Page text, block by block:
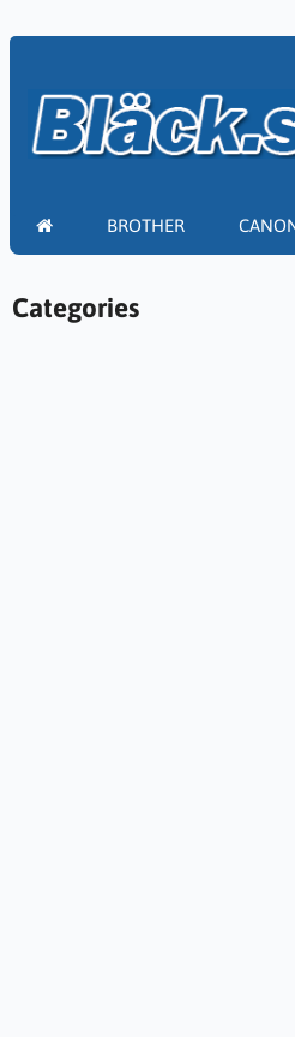
BROTHER
Categories